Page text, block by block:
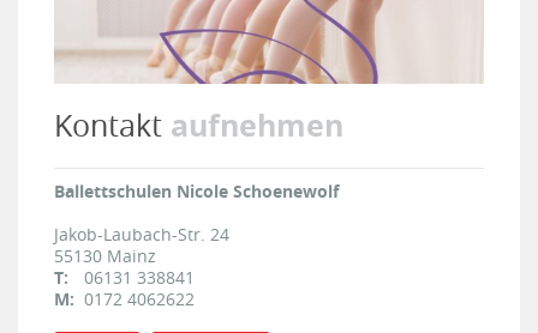
Kontakt aufnehmen
Ballettschulen Nicole Schoenewolf
Jakob-Laubach-Str. 24
55130 Mainz
T:
06131 338841
M: 0172 4062622